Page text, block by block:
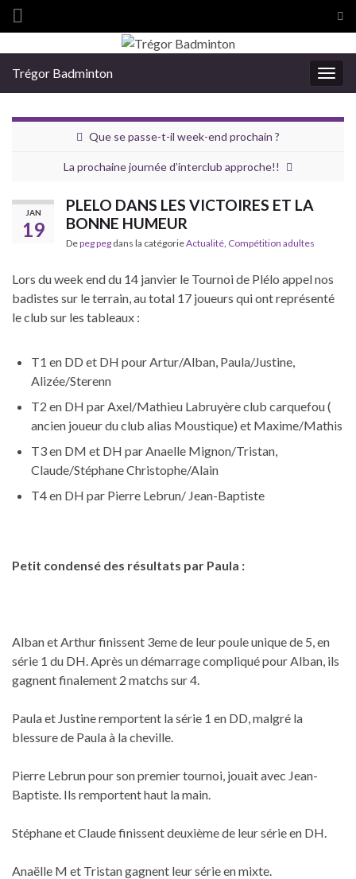
Search for:
Trégor Badminton
Que se passe-t-il week-end prochain ?
La prochaine journée d’interclub approche!!
JAN
19
PLELO DANS LES VICTOIRES ET LA
BONNE HUMEUR
Depeg peg dans la catégorieActualité Compétition adultes
Lors du week end du 14 janvier le Tournoi de Plélo appel nos
badistes sur le terrain, au total 17 joueurs qui ont représenté
le club sur les tableaux :
T1 en DD et DH pour Artur/Alban, Paula/Justine,
Alizée/Sterenn
T2 en DH par Axel/Mathieu Labruyère club carquefou (
ancien joueur du club alias Moustique) et Maxime/Mathis
T3 en DM et DH par Anaelle Mignon/Tristan,
Claude/Stéphane Christophe/Alain
T4 en DH par Pierre Lebrun/ Jean-Baptiste
Petit condensé des résultats par Paula :
Alban et Arthur finissent 3eme de leur poule unique de 5, en
série 1 du DH. Après un démarrage compliqué pour Alban, ils
gagnent finalement 2 matchs sur 4.
Paula et Justine remportent la série 1 en DD, malgré la
blessure de Paula à la cheville.
Pierre Lebrun pour son premier tournoi, jouait avec Jean-
Baptiste. Ils remportent haut la main.
Stéphane et Claude finissent deuxième de leur série en DH.
Anaëlle M et Tristan gagnent leur série en mixte.